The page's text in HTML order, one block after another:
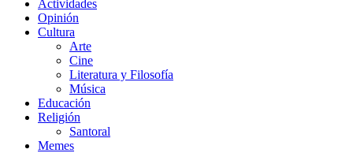
Actividades
Opinión
Cultura
Arte
Cine
Literatura y Filosofía
Música
Educación
Religión
Santoral
Memes